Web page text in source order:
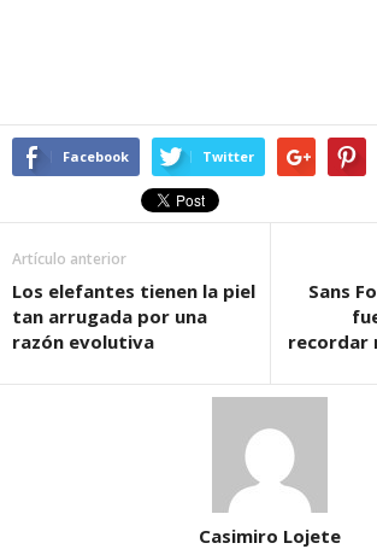
Facebook Twitter
Artículo anterior
Los elefantes tienen la piel
tan arrugada por una
razón evolutiva
Sans
recordar
Casimiro Lojete